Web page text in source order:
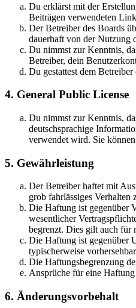
Du erklärst mit der
Beiträgen verwendeten
Der Betreiber des Boards
dauerhaft von der Nutzung
Du nimmst zur Kenntnis,
Betreiber, dein
Du gestattest dem
4. General Public License
Du nimmst zur Kenntnis,
deutschsprachige
verwendet wird. Sie
5. Gewährleistung
Der Betreiber haftet mit
grob fahrlässiges
Die Haftung ist gegenüber
wesentlicher
begrenzt. Dies gilt auch für
Die Haftung ist gegenüber
typischerweise
Die Haftungsbegrenzung
Ansprüche für eine
6. Änderungsvorbehalt